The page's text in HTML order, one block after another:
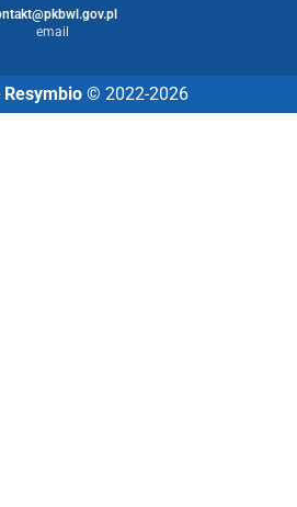
email
Resymbio © 2022-2026